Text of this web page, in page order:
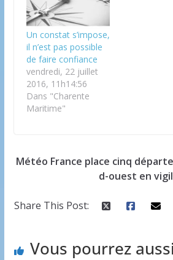
Un constat s’impose,
il n’est pas possible
de faire confiance
vendredi, 22 juillet
2016, 11h14:56
Dans "Charente
Maritime"
Météo France place cinq
d-ouest en
Share This Post:
Vous pourrez